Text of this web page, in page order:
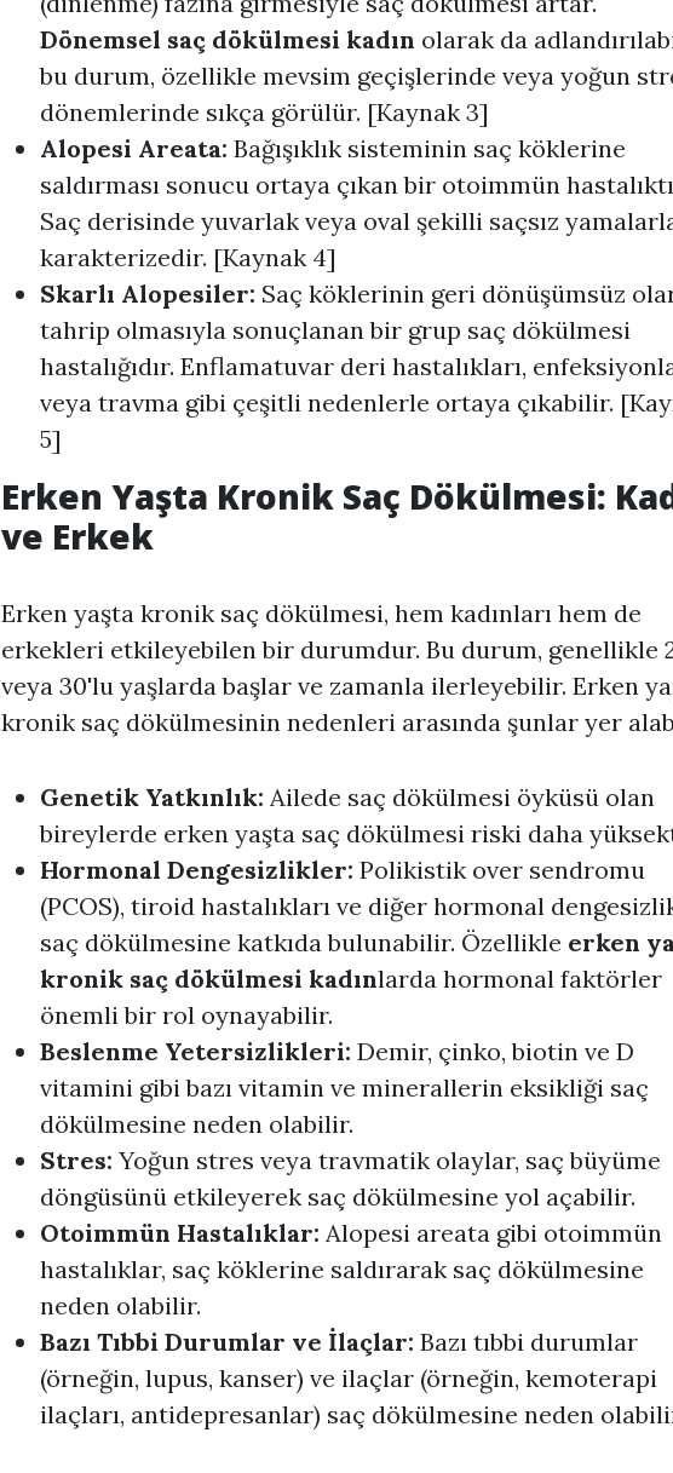
Dönemsel saç dökülmesi kadın olarak da
bu durum, özellikle mevsim geçişlerinde veya yoğun
dönemlerinde sıkça görülür. [Kaynak 3]
Alopesi Areata: Bağışıklık sisteminin saç köklerine
saldırması sonucu ortaya çıkan bir otoimmün
Saç derisinde yuvarlak veya oval şekilli saçsız
karakterizedir. [Kaynak 4]
Skarlı Alopesiler: Saç köklerinin geri dönüşümsüz
tahrip olmasıyla sonuçlanan bir grup saç dökülmesi
hastalığıdır. Enflamatuvar deri hastalıkları,
veya travma gibi çeşitli nedenlerle ortaya çıkabilir.
5]
Erken Yaşta Kronik Saç Dökülmesi:
ve Erkek
Erken yaşta kronik saç dökülmesi, hem kadınları hem de
erkekleri etkileyebilen bir durumdur. Bu durum, genellikle
veya 30'lu yaşlarda başlar ve zamanla ilerleyebilir. Erken
kronik saç dökülmesinin nedenleri arasında şunlar yer
Genetik Yatkınlık: Ailede saç dökülmesi öyküsü olan
bireylerde erken yaşta saç dökülmesi riski daha
Hormonal Dengesizlikler: Polikistik over sendromu
(PCOS), tiroid hastalıkları ve diğer hormonal
saç dökülmesine katkıda bulunabilir. Özellikle erken
kronik saç dökülmesi kadınlarda hormonal faktörler
önemli bir rol oynayabilir.
Beslenme Yetersizlikleri: Demir, çinko, biotin ve D
vitamini gibi bazı vitamin ve minerallerin eksikliği saç
dökülmesine neden olabilir.
Stres: Yoğun stres veya travmatik olaylar, saç büyüme
döngüsünü etkileyerek saç dökülmesine yol açabilir.
Otoimmün Hastalıklar: Alopesi areata gibi otoimmün
hastalıklar, saç köklerine saldırarak saç dökülmesine
neden olabilir.
Bazı Tıbbi Durumlar ve İlaçlar: Bazı tıbbi durumlar
(örneğin, lupus, kanser) ve ilaçlar (örneğin, kemoterapi
ilaçları, antidepresanlar) saç dökülmesine neden